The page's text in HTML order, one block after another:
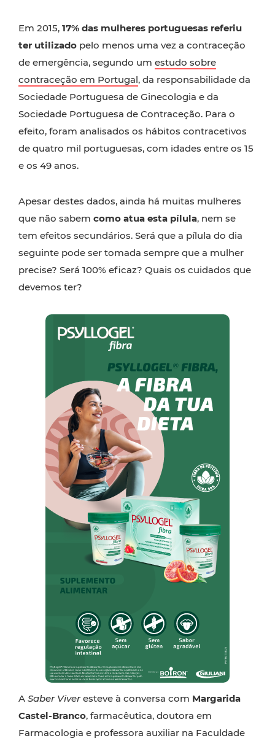
Em 2015, 17% das mulheres portuguesas referiu
ter utilizado pelo menos uma vez a contraceção
de emergência, segundo um estudo sobre
contraceção em Portugal, da responsabilidade da
Sociedade Portuguesa de Ginecologia e da
Sociedade Portuguesa de Contraceção. Para o
efeito, foram analisados os hábitos contracetivos
de quatro mil portuguesas, com idades entre os 15
e os 49 anos.
Apesar destes dados, ainda há muitas mulheres
que não sabem como atua esta pílula, nem se
tem efeitos secundários. Será que a pílula do dia
seguinte pode ser tomada sempre que a mulher
precise? Será 100% eficaz? Quais os cuidados que
devemos ter?
A Saber Viveresteve à conversa com Margarida
Castel-Branco, farmacêutica, doutora em
Farmacologia e professora auxiliar na Faculdade